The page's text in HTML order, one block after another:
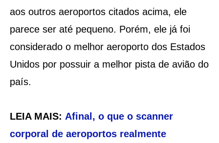
aos outros aeroportos citados acima, ele
parece ser até pequeno. Porém, ele já foi
considerado o melhor aeroporto dos Estados
Unidos por possuir a melhor pista de avião do
país.
LEIA MAIS: Afinal, o que o scanner
corporal de aeroportos realmente